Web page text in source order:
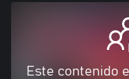
Este contenido